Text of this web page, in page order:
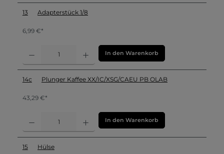
13 Adapterstück 1/8
6,99 €*
In den Warenkorb
14c Plunger Kaffee XX/IC/XSG/CAEU PB OLAB
43,29 €*
In den Warenkorb
15 Hülse